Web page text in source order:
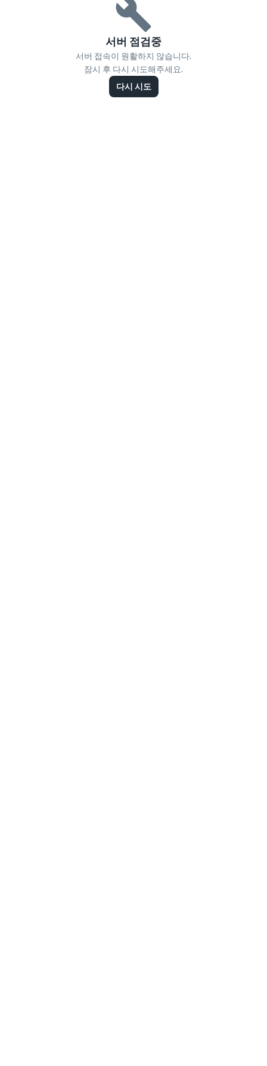
서버 점검중
서버 접속이 원활하지 않습니다.
잠시 후 다시 시도해주세요.
다시 시도